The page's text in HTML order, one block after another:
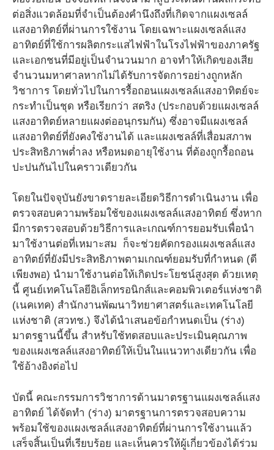
ต่อสิ่งแวดล้อมที่จำเป็นต้องคำนึงถึงที่เกิดจากแผงเซลล์
แสงอาทิตย์ที่ผ่านการใช้งาน โดยเฉพาะแผงเซลล์แสง
อาทิตย์ที่ใช้การผลิตกระแสไฟฟ้าในโรงไฟฟ้าของภาครัฐ
และเอกชนที่มีอยู่เป็นจำนวนมาก อาจทำให้เกิดของเสีย
จำนวนมหาศาลหากไม่ได้รับการจัดการอย่างถูกหลัก
วิชาการ โดยทั่วไปในการรื้อถอนแผงเซลล์แสงอาทิตย์จะ
กระทำเป็นชุด หรือเรียกว่า สตริง (ประกอบด้วยแผงเซลล์
แสงอาทิตย์หลายแผงต่ออนุกรมกัน) ซึ่งอาจมีแผงเซลล์
แสงอาทิตย์ที่ยังคงใช้งานได้ และแผงเซลล์ที่เสื่อมสภาพ
ประสิทธิภาพต่ำลง หรือหมดอายุใช้งาน ที่ต้องถูกรื้อถอน
ปะปนกันไปในคราวเดียวกัน
โดยในปัจจุบันยังขาดรายละเอียดวิธีการดำเนินงาน เพื่อ
ตรวจสอบความพร้อมใช้ของแผงเซลล์แสงอาทิตย์ ซึ่งหาก
มีการตรวจสอบด้วยวิธีการและเกณฑ์การยอมรับเพื่อนำ
มาใช้งานต่อที่เหมาะสม ก็จะช่วยคัดกรองแผงเซลล์แสง
อาทิตย์ที่ยังมีประสิทธิภาพตามเกณฑ์ยอมรับที่กำหนด (ดี
เพียงพอ) นำมาใช้งานต่อให้เกิดประโยชน์สูงสุด ด้วยเหตุ
นี้ ศูนย์เทคโนโลยีอิเล็กทรอนิกส์และคอมพิวเตอร์แห่งชาติ
(เนคเทค) สำนักงานพัฒนาวิทยาศาสตร์และเทคโนโลยี
แห่งชาติ (สวทช.) จึงได้นำเสนอข้อกำหนดเป็น (ร่าง)
มาตรฐานนี้ขึ้น สำหรับใช้ทดสอบและประเมินคุณภาพ
ของแผงเซลล์แสงอาทิตย์ให้เป็นในแนวทางเดียวกัน เพื่อ
ใช้อ้างอิงต่อไป
บัดนี้ คณะกรรมการวิชาการด้านมาตรฐานแผงเซลล์แสง
อาทิตย์ ได้จัดทำ (ร่าง) มาตรฐานการตรวจสอบความ
พร้อมใช้ของแผงเซลล์แสงอาทิตย์ที่ผ่านการใช้งานแล้ว
เสร็จสิ้นเป็นที่เรียบร้อย และเห็นควรให้ผู้เกี่ยวข้องได้ร่วม